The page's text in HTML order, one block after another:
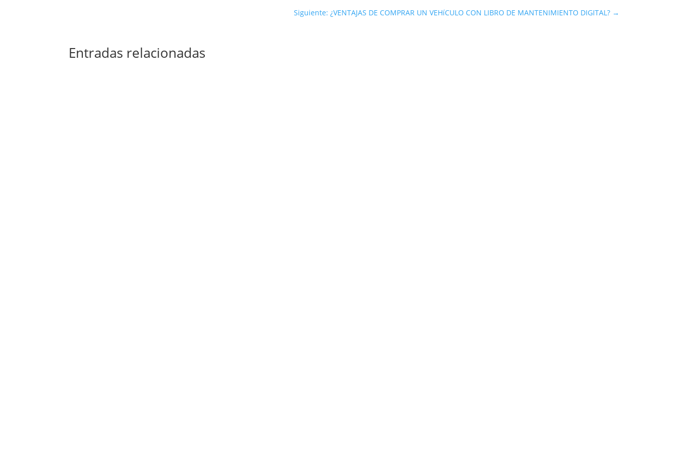
Siguiente: ¿VENTAJAS DE COMPRAR UN VEHíCULO CON LIBRO DE MANTENIMIENTO DIGITAL?→
Entradas relacionadas